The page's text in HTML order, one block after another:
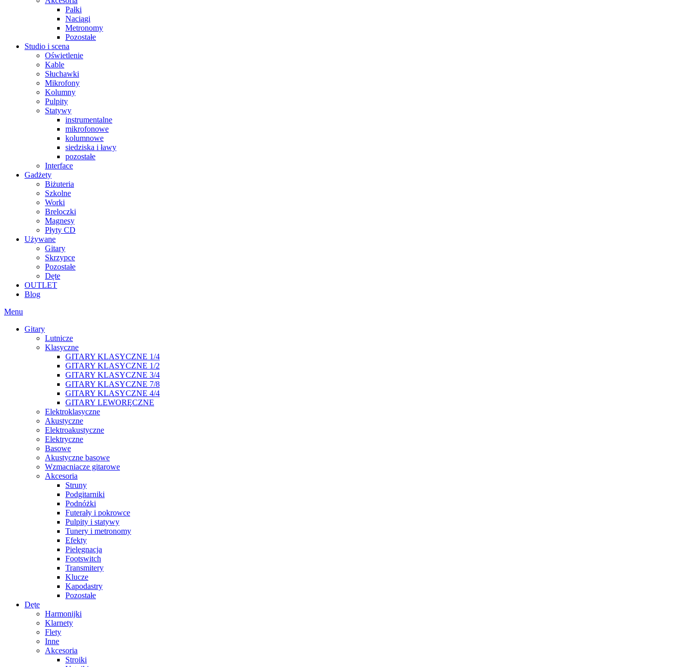
Pałki
Naciągi
Metronomy
Pozostałe
Studio i scena
Oświetlenie
Kable
Słuchawki
Mikrofony
Kolumny
Pulpity
Statywy
instrumentalne
mikrofonowe
kolumnowe
siedziska i ławy
pozostałe
Interface
Gadżety
Biżuteria
Szkolne
Worki
Breloczki
Magnesy
Płyty CD
Używane
Gitary
Skrzypce
Pozostałe
Dęte
OUTLET
Blog
Menu
Gitary
Lutnicze
Klasyczne
GITARY KLASYCZNE 1/4
GITARY KLASYCZNE 1/2
GITARY KLASYCZNE 3/4
GITARY KLASYCZNE 7/8
GITARY KLASYCZNE 4/4
GITARY LEWORĘCZNE
Elektroklasyczne
Akustyczne
Elektroakustyczne
Elektryczne
Basowe
Akustyczne basowe
Wzmacniacze gitarowe
Akcesoria
Struny
Podgitarniki
Podnóżki
Futerały i pokrowce
Pulpity i statywy
Tunery i metronomy
Efekty
Pielęgnacja
Footswitch
Transmitery
Klucze
Kapodastry
Pozostałe
Dęte
Harmonijki
Klarnety
Flety
Inne
Akcesoria
Stroiki